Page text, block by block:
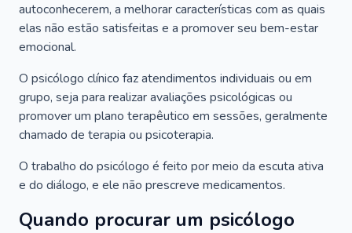
autoconhecerem, a melhorar características com as quais
elas não estão satisfeitas e a promover seu bem-estar
emocional.
O psicólogo clínico faz atendimentos individuais ou em
grupo, seja para realizar avaliações psicológicas ou
promover um plano terapêutico em sessões, geralmente
chamado de terapia ou psicoterapia.
O trabalho do psicólogo é feito por meio da escuta ativa
e do diálogo, e ele não prescreve medicamentos.
Quando procurar um psicólogo